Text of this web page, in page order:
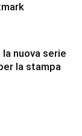
nuova serie
la stampa